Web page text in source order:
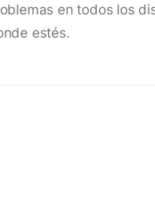
en todos los
estés.